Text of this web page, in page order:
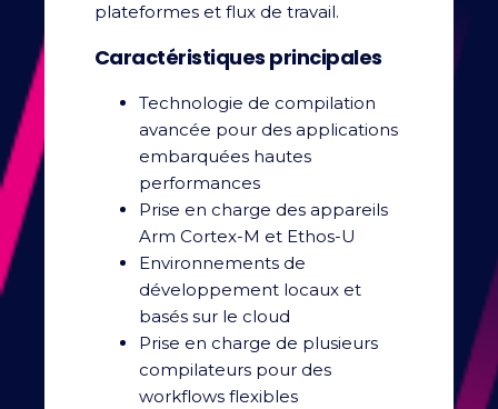
plateformes et flux de travail.
Caractéristiques principales
Technologie de compilation
avancée pour des applications
embarquées hautes
performances
Prise en charge des appareils
Arm Cortex-M et Ethos-U
Environnements de
développement locaux et
basés sur le cloud
Prise en charge de plusieurs
compilateurs pour des
workflows flexibles